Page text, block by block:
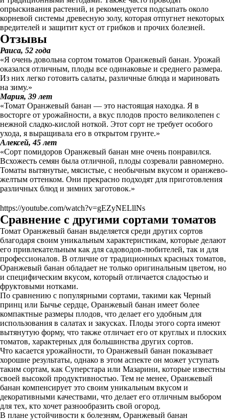
опрыскивания растений, и рекомендуется подсыпать около
корневой системы древесную золу, которая отпугнет некоторых
вредителей и защитит куст от грибков и прочих болезней.
Отзывы
Раиса, 52 года
«Я очень довольна сортом томатов Оранжевый банан. Урожай
оказался отличным, плоды все одинаковые и среднего размера.
Из них легко готовить салаты, различные блюда и мариновать
на зиму.»
Мария, 39 лет
«Томат Оранжевый банан — это настоящая находка. Я в
восторге от урожайности, а вкус плодов просто великолепен с
нежной сладко-кислой ноткой. Этот сорт не требует особого
ухода, я выращивала его в открытом грунте.»
Алексей, 45 лет
«Сорт помидоров Оранжевый банан мне очень понравился.
Всхожесть семян была отличной, плоды созревали равномерно.
Томаты вытянутые, мясистые, с необычным вкусом и оранжево-
желтым оттенком. Они прекрасно подходят для приготовления
различных блюд и зимних заготовок.»
https://youtube.com/watch?v=gEZyNELllNs
Сравнение с другими сортами томатов
Томат Оранжевый банан выделяется среди других сортов
благодаря своим уникальным характеристикам, которые делают
его привлекательным как для садоводов-любителей, так и для
профессионалов. В отличие от традиционных красных томатов,
Оранжевый банан обладает не только оригинальным цветом, но
и специфическим вкусом, который отличается сладостью и
фруктовыми нотками.
По сравнению с популярными сортами, такими как Черный
принц или Бычье сердце, Оранжевый банан имеет более
компактные размеры плодов, что делает его удобным для
использования в салатах и закусках. Плоды этого сорта имеют
вытянутую форму, что также отличает его от круглых и плоских
томатов, характерных для большинства других сортов.
Что касается урожайности, то Оранжевый банан показывает
хорошие результаты, однако в этом аспекте он может уступать
таким сортам, как Суперстара или Мазарини, которые известны
своей высокой продуктивностью. Тем не менее, Оранжевый
банан компенсирует это своим уникальным вкусом и
декоративными качествами, что делает его отличным выбором
для тех, кто хочет разнообразить свой огород.
В плане устойчивости к болезням, Оранжевый банан